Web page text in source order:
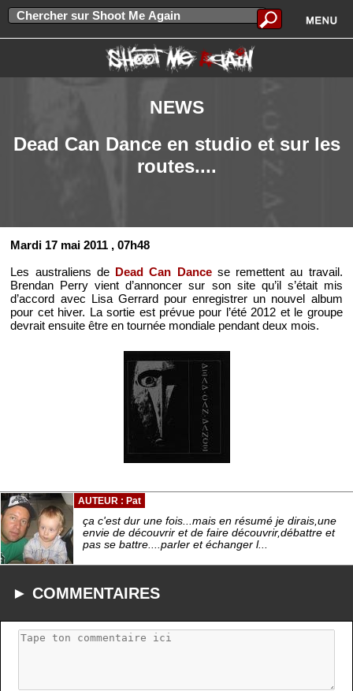
NEWS
Dead Can Dance en studio et sur les
routes....
Mardi 17 mai 2011 , 07h48
Les australiens de Dead Can Dancese remettent au travail.
Brendan Perry vient d’annoncer sur son site qu’il s’était mis
d’accord avec Lisa Gerrard pour enregistrer un nouvel album
pour cet hiver. La sortie est prévue pour l’été 2012 et le groupe
devrait ensuite être en tournée mondiale pendant deux mois.
AUTEUR : Pat
ça c'est dur une fois...mais en résumé je dirais,une
envie de découvrir et de faire découvrir,débattre et
pas se battre....parler et échanger l...
► COMMENTAIRES